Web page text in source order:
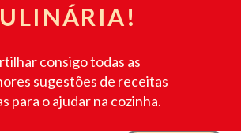
consigo todas as
sugestões de receitas
para o ajudar na cozinha.